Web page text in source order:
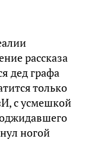
рассказа
дед графа
только
с усмешкой
ногой